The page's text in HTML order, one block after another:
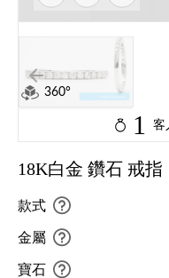
360°
1 客
18K白金 鑽石 戒指
款式
金屬
寶石